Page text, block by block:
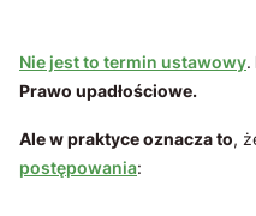
Nie jest to termin ustawowy.
Prawo upadłościowe.
Ale w praktyce oznacza to,
postępowania: